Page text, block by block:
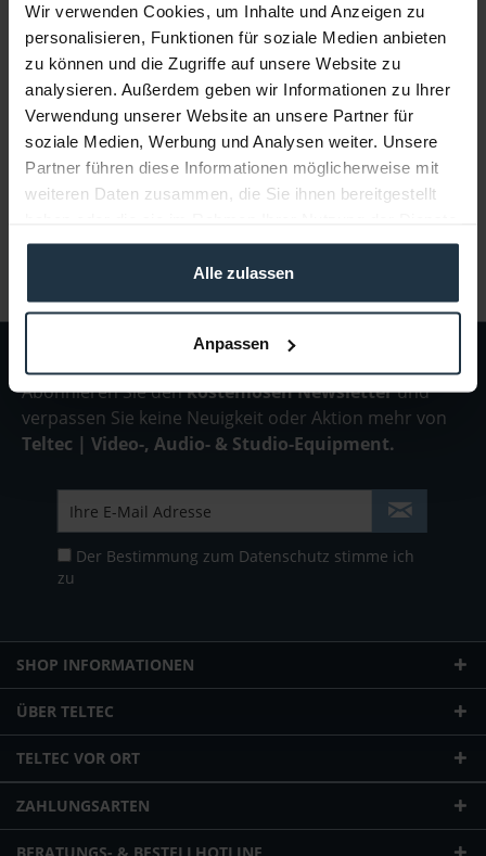
Wir verwenden Cookies, um Inhalte und Anzeigen zu
personalisieren, Funktionen für soziale Medien anbieten
zu können und die Zugriffe auf unsere Website zu
analysieren. Außerdem geben wir Informationen zu Ihrer
Verwendung unserer Website an unsere Partner für
soziale Medien, Werbung und Analysen weiter. Unsere
Partner führen diese Informationen möglicherweise mit
weiteren Daten zusammen, die Sie ihnen bereitgestellt
gesammelt haben.
Alle zulassen
Anpassen
BirdDog Dante-Upgrade für Hardware ist kompatibel zu
allen BirdDog Konvertern und PTZ-Kameras....mehr
Beratung
Medien
Folgende Infos zum Hersteller sind verfübar......
Abonnieren Sie denkostenlosen Newsletterund
verpassen Sie keine Neuigkeit oder Aktion mehr von
Teltec | Video-, Audio- & Studio-Equipment.
Der Bestimmung zum Datenschutz stimme ich
zu
SHOP INFORMATIONEN
ÜBER TELTEC
TELTEC VOR ORT
ZAHLUNGSARTEN